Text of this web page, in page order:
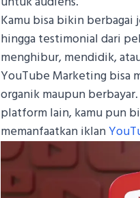
Kamu bisa bikin
hingga testimonial dari
menghibur, mendidik,
YouTube Marketing bisa
organik maupun
platform lain, kamu pun
memanfaatkan iklan